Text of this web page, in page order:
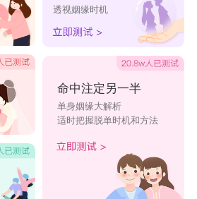
透视姻缘时机
命中注定另一半
单身姻缘大解析
适时把握脱单时机和方法